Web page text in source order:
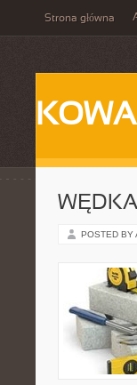
Strona główna
POSTED BY